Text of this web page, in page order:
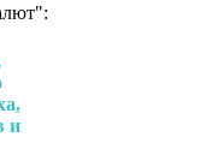
и